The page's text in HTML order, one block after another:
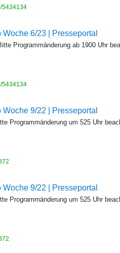
5434134
6/23 | Presseportal
Programmänderung ab 1900 Uhr
5434134
9/22 | Presseportal
Programmänderung um 525 Uhr
9/22 | Presseportal
Programmänderung um 525 Uhr